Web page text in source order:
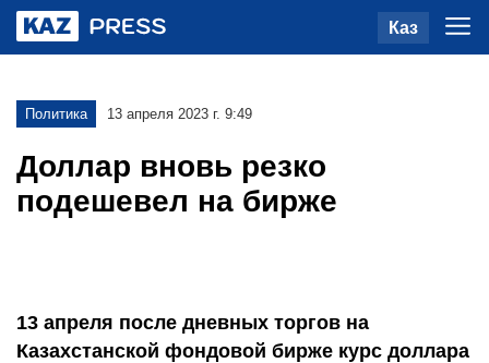
Каз
Политика 13 апреля 2023 г. 9:49
Доллар вновь резко
подешевел на бирже
13 апреля после дневных торгов на
Казахстанской фондовой бирже курс доллара